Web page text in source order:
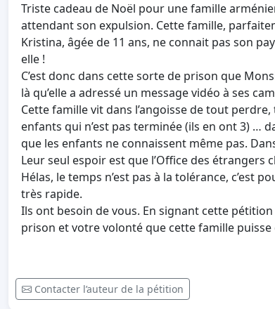
Triste cadeau de Noël pour une famille
attendant son expulsion. Cette famille,
Kristina, âgée de 11 ans, ne connait pas son
elle !
C’est donc dans cette sorte de prison que
là qu’elle a adressé un message vidéo à ses
Cette famille vit dans l’angoisse de tout
enfants qui n’est pas terminée (ils en ont 3) …
que les enfants ne connaissent même pas.
Leur seul espoir est que l’Office des étrangers
Hélas, le temps n’est pas à la tolérance, c’est
très rapide.
Ils ont besoin de vous. En signant cette
prison et votre volonté que cette famille
Contacter l’auteur de la pétition